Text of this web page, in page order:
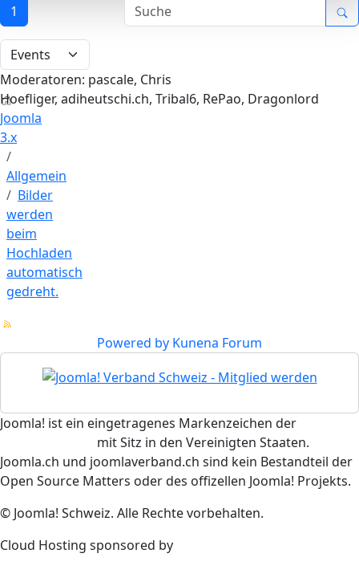
1
Moderatoren: pascale, Chris
Hoefliger, adiheutschi.ch, Tribal6, RePao, Dragonlord
Joomla
3.x
Allgemein
Bilder
werden
beim
Hochladen
automatisch
gedreht.
Powered by Kunena Forum
Joomla! ist ein eingetragenes Markenzeichen der
mit Sitz in den Vereinigten Staaten.
Joomla.ch und joomlaverband.ch sind kein Bestandteil der
Open Source Matters oder des offizellen Joomla! Projekts.
© Joomla! Schweiz. Alle Rechte vorbehalten.
Cloud Hosting sponsored by